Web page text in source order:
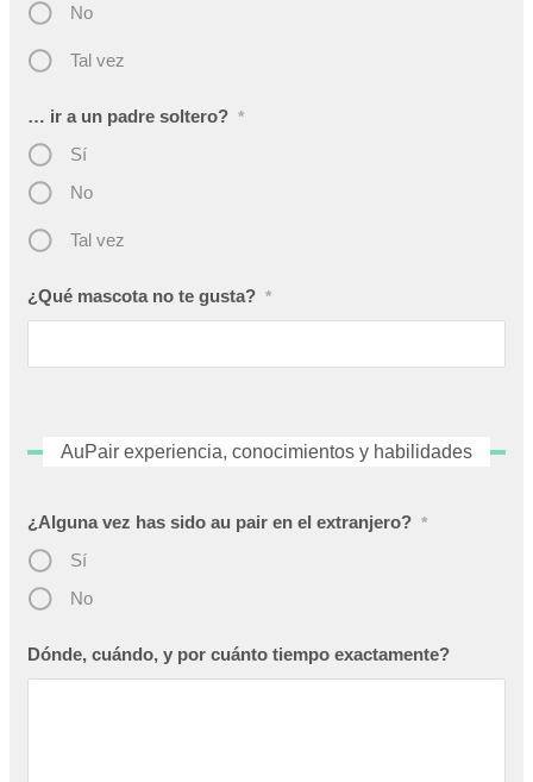
No
Tal vez
… ir a un padre soltero? *
Sí
No
Tal vez
¿Qué mascota no te gusta? *
AuPair experiencia, conocimientos y habilidades
¿Alguna vez has sido au pair en el extranjero? *
Sí
No
Dónde, cuándo, y por cuánto tiempo exactamente?